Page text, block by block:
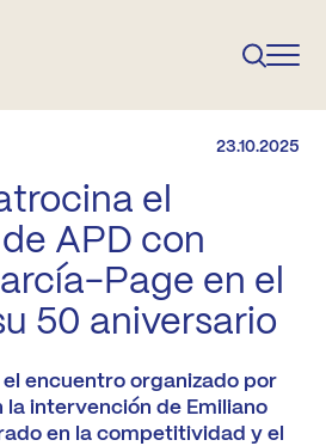
23.10.2025
el
APD con
Page en el
50 aniversario
encuentro organizado por
la intervención de Emiliano
en la competitividad y el